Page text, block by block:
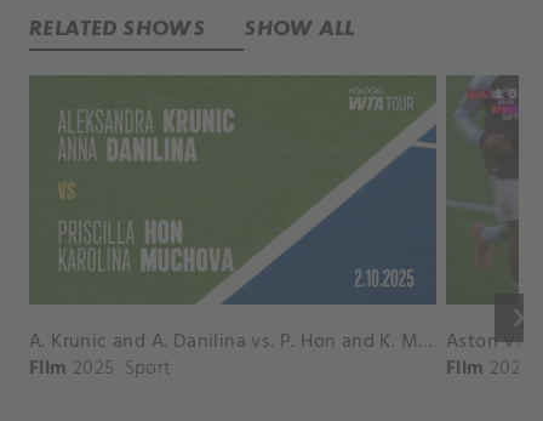
RELATED SHOWS SHOW ALL
keyboard_arrow_right
A. Krunic and A. Danilina vs. P. Hon and K. Muchova Match Highlights - BEIJING_Capital Group Diamond ( October 02, 2025)
Film 2025 Sport Film 2026